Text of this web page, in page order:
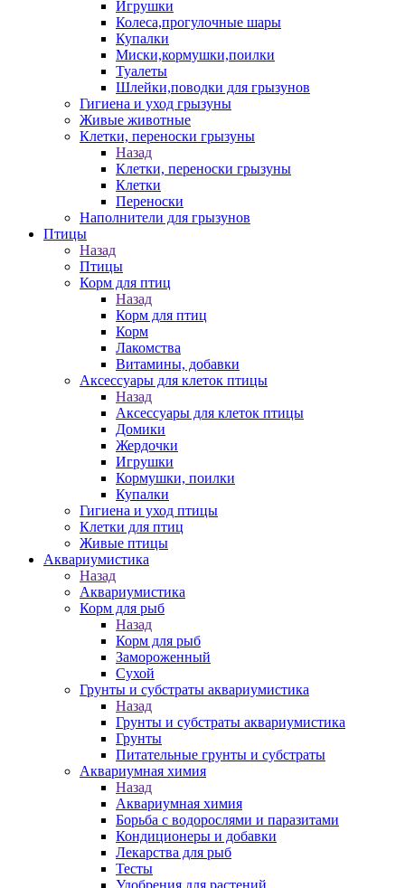
Игрушки
Колеса,прогулочные шары
Купалки
Миски,кормушки,поилки
Туалеты
Шлейки,поводки для грызунов
Гигиена и уход грызуны
Живые животные
Клетки, переноски грызуны
Назад
Клетки, переноски грызуны
Клетки
Переноски
Наполнители для грызунов
Птицы
Назад
Птицы
Корм для птиц
Назад
Корм для птиц
Корм
Лакомства
Витамины, добавки
Аксессуары для клеток птицы
Назад
Аксессуары для клеток птицы
Домики
Жердочки
Игрушки
Кормушки, поилки
Купалки
Гигиена и уход птицы
Клетки для птиц
Живые птицы
Аквариумистика
Назад
Аквариумистика
Корм для рыб
Назад
Корм для рыб
Замороженный
Сухой
Грунты и субстраты аквариумистика
Назад
Грунты и субстраты аквариумистика
Грунты
Питательные грунты и субстраты
Аквариумная химия
Назад
Аквариумная химия
Борьба с водорослями и паразитами
Кондиционеры и добавки
Лекарства для рыб
Тесты
Удобрения для растений